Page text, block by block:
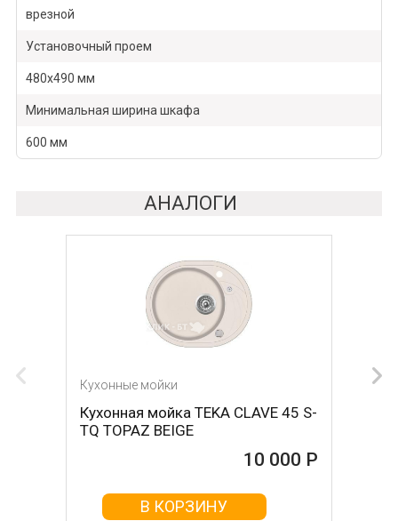
врезной
Установочный проем
480х490 мм
Минимальная ширина шкафа
600 мм
АНАЛОГИ
Кухонные мойки
Кухонная мойка TEKA CLAVE 45 S-
TQ TOPAZ BEIGE
10 000 Р
В КОРЗИНУ